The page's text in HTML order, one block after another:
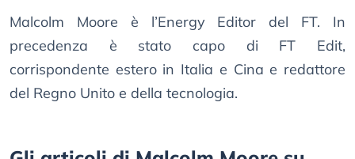
Malcolm Moore è l’Energy Editor del FT. In
precedenza è stato capo di FT Edit,
corrispondente estero in Italia e Cina e redattore
del Regno Unito e della tecnologia.